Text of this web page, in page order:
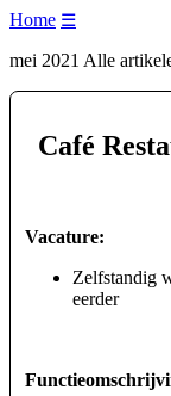
Home ☰
mei 2021 Alle
Café
Vacature:
Zelfstandig
eerder